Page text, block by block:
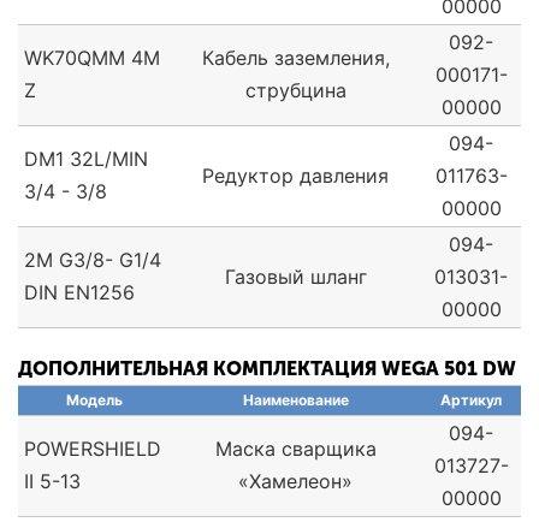
00000
WK70QMM 4M
Z
Кабель заземления,
струбцина
092-
000171-
00000
DM1 32L/MIN
3/4 - 3/8
Редуктор давления
094-
011763-
00000
2M G3/8- G1/4
DIN EN1256
Газовый шланг
094-
013031-
00000
ДОПОЛНИТЕЛЬНАЯ КОМПЛЕКТАЦИЯ WEGA 501 DW
Модель Наименование Артикул
POWERSHIELD
II 5-13
Маска сварщика
«Хамелеон»
094-
013727-
00000